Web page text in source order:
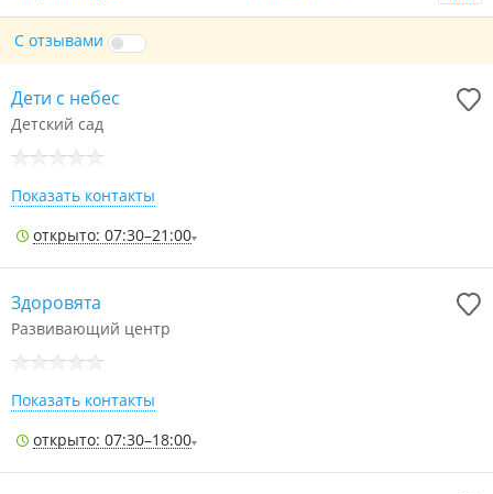
С отзывами
Дети с небес
Детский сад
Показать контакты
открыто: 07:30–21:00
Здоровята
Развивающий центр
Показать контакты
открыто: 07:30–18:00